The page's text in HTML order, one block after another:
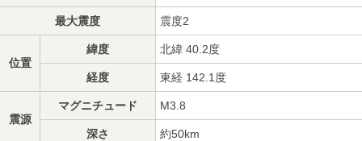
最大震度 震度2
位置
緯度 北緯 40.2度
経度 東経 142.1度
震源
マグニチュード M3.8
深さ 約50km